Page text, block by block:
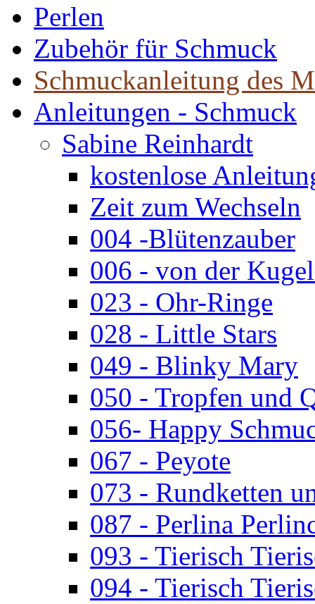
Perlen
Zubehör für Schmuck
Schmuckanleitung des
Anleitungen - Schmuck
Sabine Reinhardt
kostenlose
Zeit zum Wechseln
004 -Blütenzauber
006 - von der
023 - Ohr-Ringe
028 - Little Stars
049 - Blinky Mary
050 - Tropfen und
056- Happy
067 - Peyote
073 - Rundketten
087 - Perlina
093 - Tierisch
094 - Tierisch